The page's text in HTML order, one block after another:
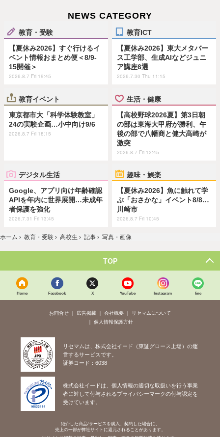
NEWS CATEGORY
教育・受験
【夏休み2026】すぐ行けるイ
ベント情報おまとめ便＜8/9-
15開催＞
2026.8.7 Fri 19:45
教育ICT
【夏休み2026】東大メタバー
ス工学部、生成AIなどジュニ
ア講座6選
2026.7.30 Thu 11:15
教育イベント
東京都市大「科学体験教室」
24の実験企画…小中向け9/6
2026.8.7 Fri 18:15
生活・健康
【高校野球2026夏】第3日朝
の部は東海大甲府が勝利、午
後の部で八幡商と健大高崎が
激突
2026.8.7 Fri 12:45
デジタル生活
Google、アプリ向け年齢確認
APIを年内に世界展開…未成年
者保護を強化
2026.7.31 Fri 13:45
趣味・娯楽
【夏休み2026】魚に触れて学
ぶ「おさかな」イベント8/8…
川崎市
2026.8.7 Fri 10:45
ホーム › 教育・受験 › 高校生 › 記事 › 写真・画像
TOP
Home Facebook X YouTube Instagram line
お問合せ 広告掲載 会社概要
リセマムについて
個人情報保護方針
リセマムは、株式会社イード（東証グロース上場）の運
営するサービスです。
証券コード：6038
株式会社イードは、個人情報の適切な取扱いを行う事業
者に対して付与されるプライバシーマークの付与認定を
受けています。
紹介した商品/サービスを購入、契約した場合に、
売上の一部が弊社サイトに還元されることがあります。